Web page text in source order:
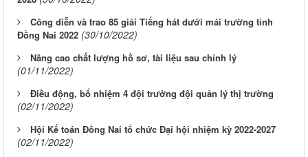
Công diễn và trao 85 giải Tiếng hát dưới mái trường tỉnh
Đồng Nai 2022 (30/10/2022)
Nâng cao chất lượng hồ sơ, tài liệu sau chỉnh lý
(01/11/2022)
Điều động, bổ nhiệm 4 đội trưởng đội quản lý thị trường
(02/11/2022)
Hội Kế toán Đồng Nai tổ chức Đại hội nhiệm kỳ 2022-2027
(02/11/2022)